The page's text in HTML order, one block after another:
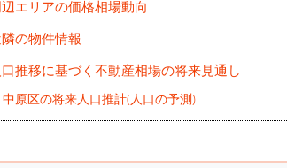
辺エリアの価格相場動向
の物件情報
口推移に基づく不動産相場の将来見通し
中原区の将来人口推計(人口の予測)